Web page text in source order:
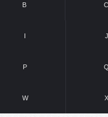
B C
I J
P Q
W X